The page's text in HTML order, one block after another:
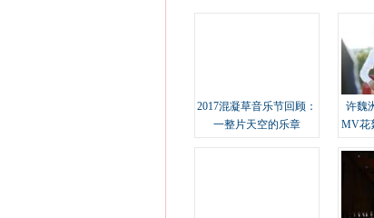
2017混凝草音乐节回顾：
一整片天空的乐章
许魏
MV花